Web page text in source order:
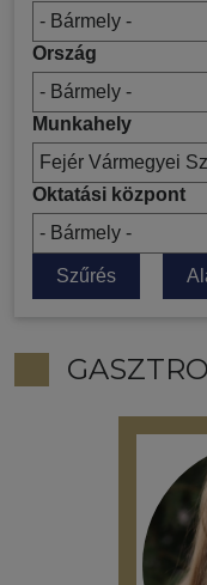
Ország
Munkahely
Oktatási központ